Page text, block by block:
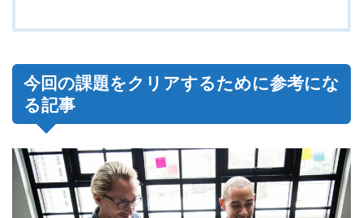
今回の課題をクリアするために参考にな
る記事